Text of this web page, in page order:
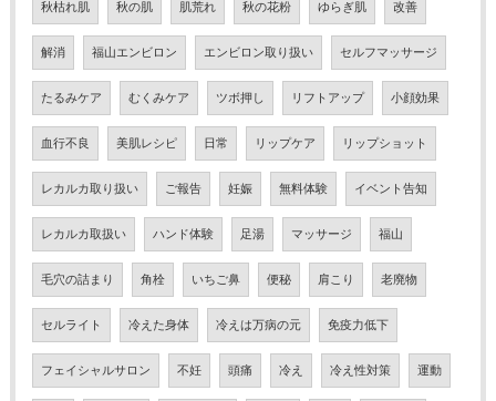
秋枯れ肌 秋の肌 肌荒れ 秋の花粉 ゆらぎ肌 改善
解消 福山エンビロン エンビロン取り扱い セルフマッサージ
たるみケア むくみケア ツボ押し リフトアップ 小顔効果
血行不良 美肌レシピ 日常 リップケア リップショット
レカルカ取り扱い ご報告 妊娠 無料体験 イベント告知
レカルカ取扱い ハンド体験 足湯 マッサージ 福山
毛穴の詰まり 角栓 いちご鼻 便秘 肩こり 老廃物
セルライト 冷えた身体 冷えは万病の元 免疫力低下
フェイシャルサロン 不妊 頭痛 冷え 冷え性対策 運動